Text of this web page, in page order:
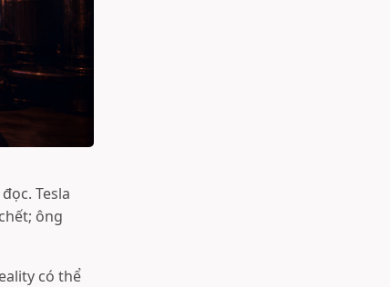
Tesla
ông
có thể